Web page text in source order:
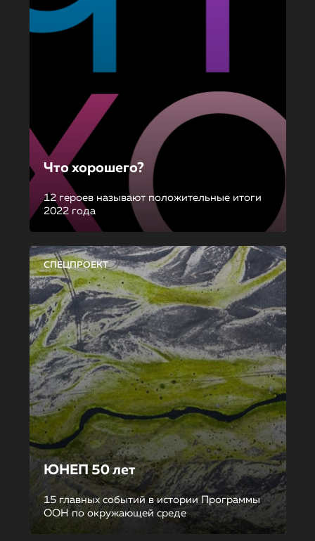
Что хорошего?
12 героев называют положительные итоги
2022 года
СПЕЦПРОЕКТ
ЮНЕП 50 лет
15 главных событий в истории Программы
ООН по окружающей среде